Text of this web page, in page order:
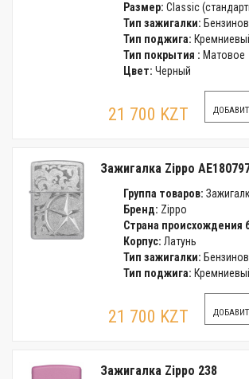
Размер: Classic
Тип зажигалки:
Тип поджига:
Тип покрытия : Матовое
Цвет: Черный
21 700 KZT
Зажигалка Zippo
Группа товаров:
Бренд: Zippo
Страна происхождения
Корпус: Латунь
Тип зажигалки:
Тип поджига:
21 700 KZT
Зажигалка Zippo 238